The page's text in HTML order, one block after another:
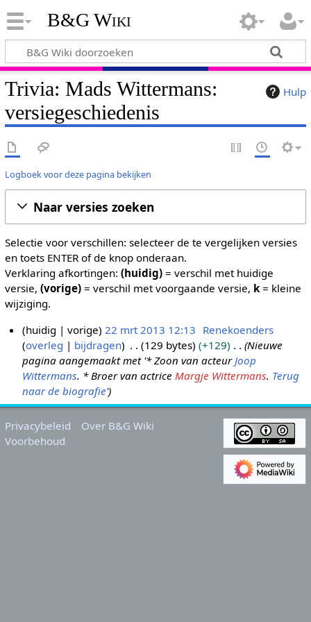
B&G Wiki
Hulp
Trivia: Mads Wittermans:
versiegeschiedenis
Logboek voor deze pagina bekijken
Naar versies zoeken
Selectie voor verschillen: selecteer de te vergelijken versies
en toets ENTER of de knop onderaan.
Verklaring afkortingen: (huidig)= verschil met huidige
versie, (vorige)= verschil met voorgaande versie, k= kleine
wijziging.
t
2
0
huidig vorige 22 mrt 2013 12:13 Renekoenders
overleg
bijdragen 129 bytes +129
Nieuwe
pagina aangemaakt met '* Zoon van acteurJoop
Wittermans. * Broer van actriceMargje Wittermans. Terug
naar de biografie'
Privacybeleid
Over B&G Wiki
Voorbehoud